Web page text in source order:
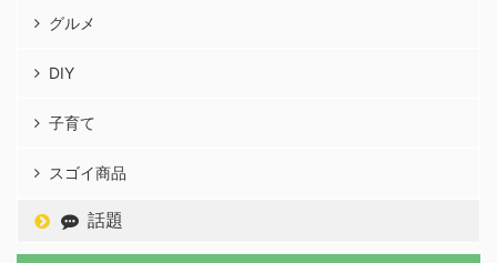
グルメ
DIY
子育て
スゴイ商品
話題